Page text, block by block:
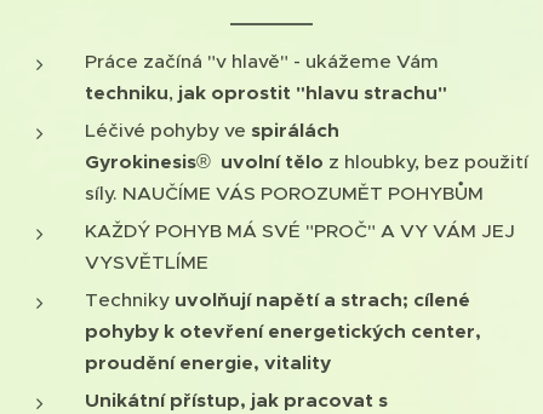
Práce začíná "v hlavě" - ukážeme Vám
techniku, jak oprostit "hlavu strachu"
Léčivé pohyby ve spirálách
Gyrokinesis® uvolní tělo z hloubky, bez použití
síly. NAUČÍME VÁS POROZUMĚT POHYBŮM
KAŽDÝ POHYB MÁ SVÉ "PROČ" A VY VÁM JEJ
VYSVĚTLÍME
Techniky uvolňují napětí a strach; cílené
pohyby k otevření energetických center,
proudění energie, vitality
Unikátní přístup, jak pracovat s